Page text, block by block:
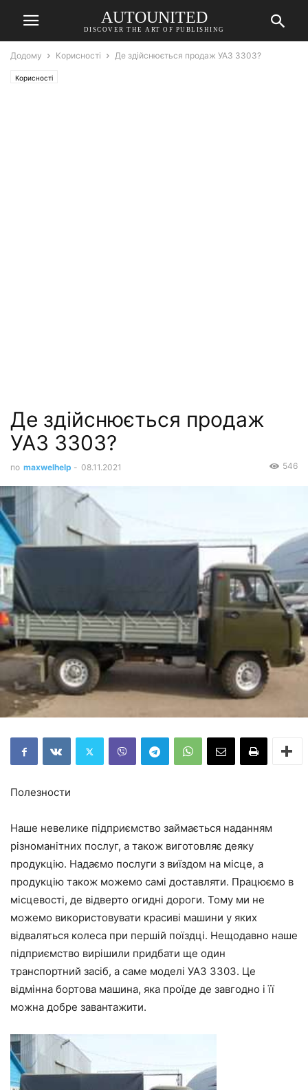
AUTOUNITED
DISCOVER THE ART OF PUBLISHING
Додому Корисності Де здійснюється продаж УАЗ 3303?
Корисності
Де здійснюється продаж
УАЗ 3303?
по maxwelhelp - 08.11.2021 546
Полезности
Наше невелике підприємство займається наданням
різноманітних послуг, а також виготовляє деяку
продукцію. Надаємо послуги з виїздом на місце, а
продукцію також можемо самі доставляти. Працюємо в
місцевості, де відверто огидні дороги. Тому ми не
можемо використовувати красиві машини у яких
відваляться колеса при першій поїздці. Нещодавно наше
підприємство вирішили придбати ще один
транспортний засіб, а саме моделі УАЗ 3303. Це
відмінна бортова машина, яка проїде де завгодно і її
можна добре завантажити.